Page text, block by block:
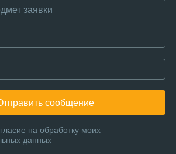
сообщение
на обработку моих
данных